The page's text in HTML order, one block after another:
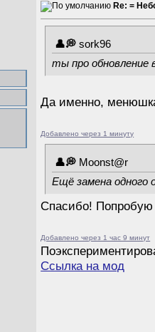
Re: =
sork96
ты про обновление
Да именно, менюшка
Добавлено через 1 минуту
Mооnst@r
Ещё замена одного
Спасибо! Попробую
Добавлено через 1 час 9 минут
Ссылка на мод